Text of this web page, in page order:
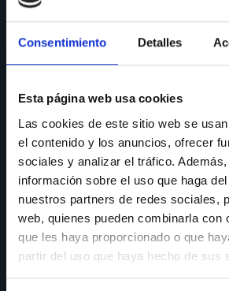
Consentimiento Detalles
Esta página web usa cookies
Las cookies de este sitio web se
el contenido y los anuncios, ofrecer
sociales y analizar el tráfico.
información sobre el uso que haga
nuestros partners de redes sociales,
web, quienes pueden combinarla con
que les haya proporcionado o que
partir del uso que haya hecho de sus
¿Para quién va dirigido?
Particulares
Inversores
Promotores
Agentes Inmobiliarios
¿POR QUÉ KONTOR?
KONTORofrece asesoramiento para
opción frente a cada caso en
cercano y directo con cada uno de los